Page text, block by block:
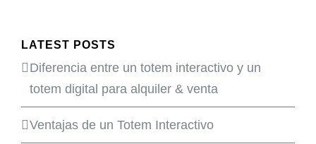
LATEST POSTS
Diferencia entre un totem interactivo y un
totem digital para alquiler & venta
Ventajas de un Totem Interactivo